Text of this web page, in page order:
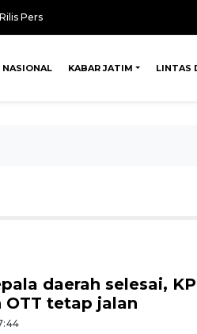
Rilis Pers
NASIONAL KABAR JATIM LINTAS
daerah selesai,
OTT tetap jalan